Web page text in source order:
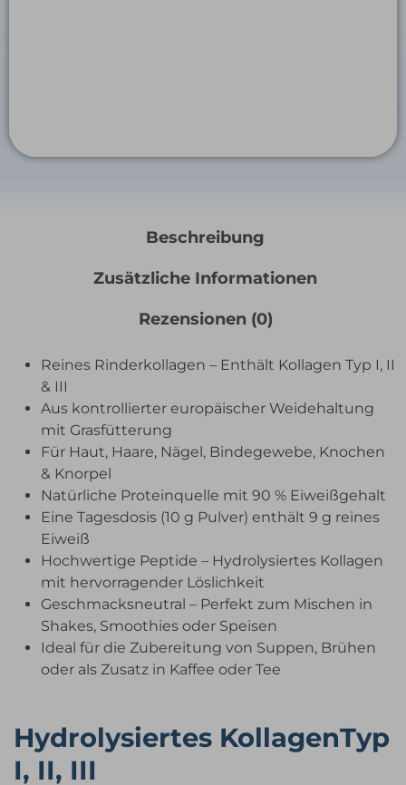
Beschreibung
Zusätzliche Informationen
Rezensionen (0)
Reines Rinderkollagen – Enthält Kollagen Typ I, II
& III
Aus kontrollierter europäischer Weidehaltung
mit Grasfütterung
Für Haut, Haare, Nägel, Bindegewebe, Knochen
& Knorpel
Natürliche Proteinquelle mit 90 % Eiweißgehalt
Eine Tagesdosis (10 g Pulver) enthält 9 g reines
Eiweiß
Hochwertige Peptide – Hydrolysiertes Kollagen
mit hervorragender Löslichkeit
Geschmacksneutral – Perfekt zum Mischen in
Shakes, Smoothies oder Speisen
Ideal für die Zubereitung von Suppen, Brühen
oder als Zusatz in Kaffee oder Tee
Hydrolysiertes KollagenTyp
I, II, III